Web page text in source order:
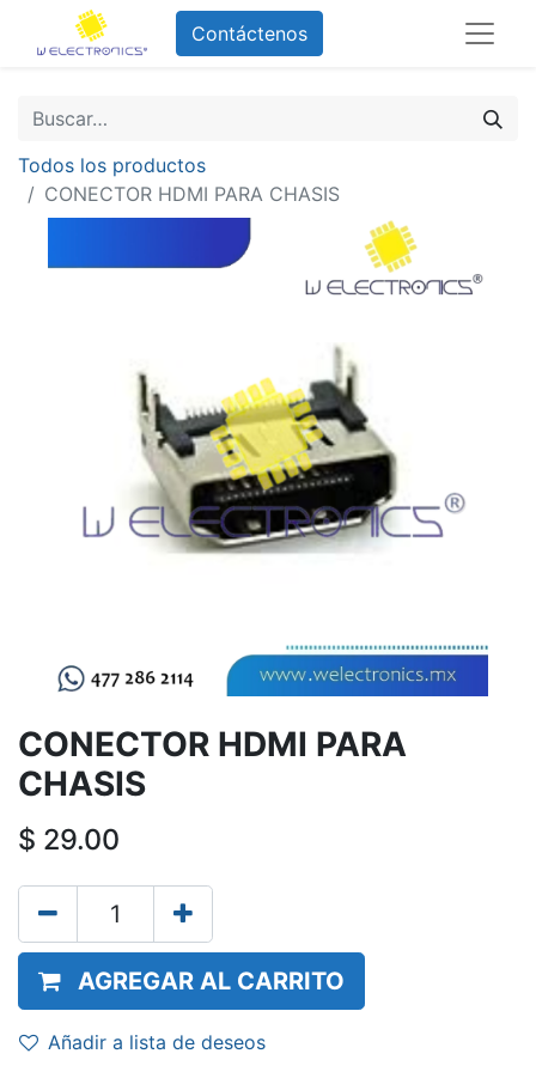
Contáctenos
Todos los productos
CONECTOR HDMI PARA CHASIS
CONECTOR HDMI PARA
CHASIS
$ 29.00
AGREGAR AL CARRITO
Añadir a lista de deseos